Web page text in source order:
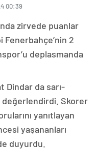
00:39
zirvede puanlar
2
deplasmanda
Dindar da sarı-
değerlendirdi. Skorer
yanıtlayan
yaşananları
duyurdu.